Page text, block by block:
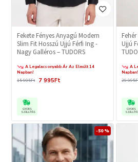
Fekete Fényes Anyagú Modern
Slim Fit Hosszú Ujjú Férfi Ing -
Nagy Galléros – TUDORS
A Legalacsonyabb Ár Az Elmúlt 14
Napban!
7 995Ft
15 995Ft
GYORS
SZÁLLÍTÁS
Ujjú
A
Napban!
29
GYORS
-50 %